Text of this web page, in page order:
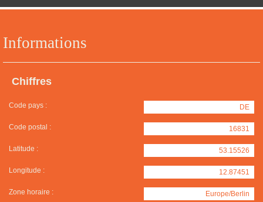
Informations
Chiffres
Code pays : DE
Code postal : 16831
Latitude : 53.15526
Longitude : 12.87451
Zone horaire : Europe/Berlin